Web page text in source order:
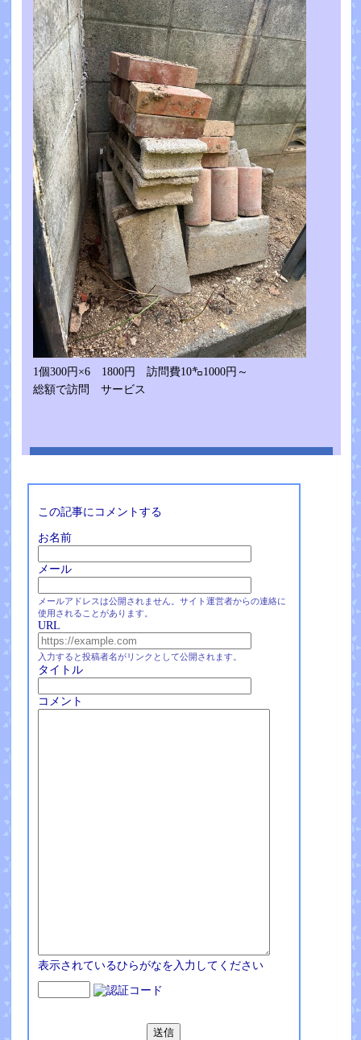
1個300円×6 1800円 訪問費10㌔1000円～
総額で訪問 サービス
この記事にコメントする
お名前
メール
メールアドレスは公開されません。サイト運営者からの連絡に
使用されることがあります。
URL
入力すると投稿者名がリンクとして公開されます。
タイトル
コメント
表示されているひらがなを入力してください